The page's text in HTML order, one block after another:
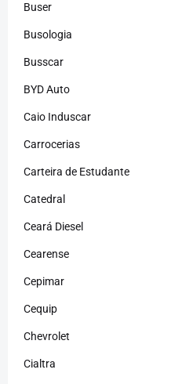
Buser
Busologia
Busscar
BYD Auto
Caio Induscar
Carrocerias
Carteira de Estudante
Catedral
Ceará Diesel
Cearense
Cepimar
Cequip
Chevrolet
Cialtra